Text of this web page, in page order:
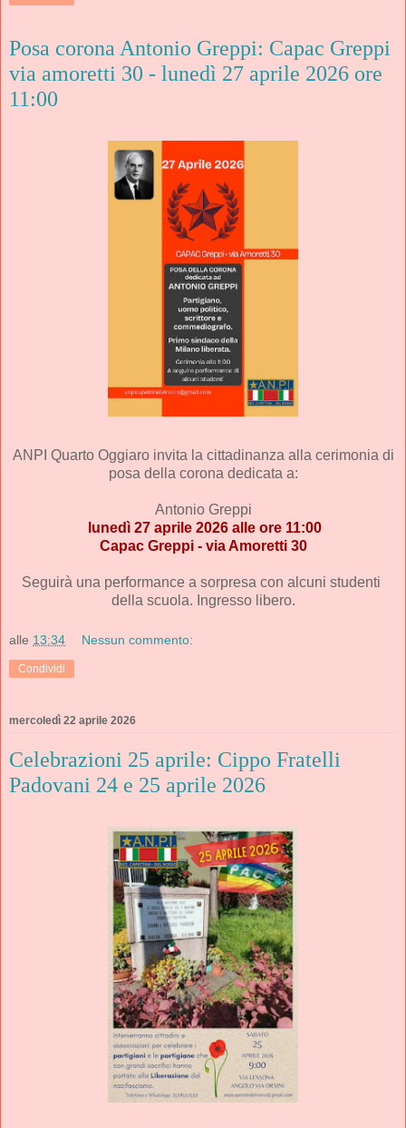
Posa corona Antonio Greppi: Capac Greppi
via amoretti 30 - lunedì 27 aprile 2026 ore
11:00
ANPI Quarto Oggiaro invita la cittadinanza alla cerimonia di
posa della corona dedicata a:
Antonio Greppi
lunedì 27 aprile 2026 alle ore 11:00
Capac Greppi - via Amoretti 30
Seguirà una performance a sorpresa con alcuni studenti
della scuola. Ingresso libero.
alle 13:34 Nessun commento:
Condividi
mercoledì 22 aprile 2026
Celebrazioni 25 aprile: Cippo Fratelli
Padovani 24 e 25 aprile 2026